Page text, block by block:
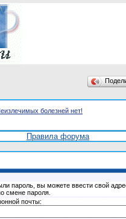
болезней нет!
Правила форума
пароль, вы можете ввести свой
смене пароля.
почты: